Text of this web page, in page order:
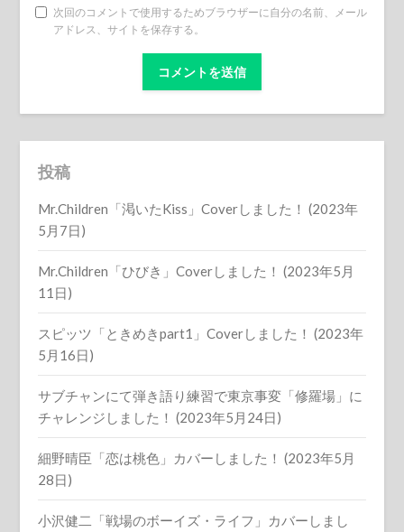
次回のコメントで使用するためブラウザーに自分の名前、メール
アドレス、サイトを保存する。
投稿
Mr.Children「渇いたKiss」Coverしました！ (2023年
5月7日)
Mr.Children「ひびき」Coverしました！ (2023年5月
11日)
スピッツ「ときめきpart1」Coverしました！ (2023年
5月16日)
サブチャンにて弾き語り練習で東京事変「修羅場」に
チャレンジしました！ (2023年5月24日)
細野晴臣「恋は桃色」カバーしました！ (2023年5月
28日)
小沢健二「戦場のボーイズ・ライフ」カバーしまし